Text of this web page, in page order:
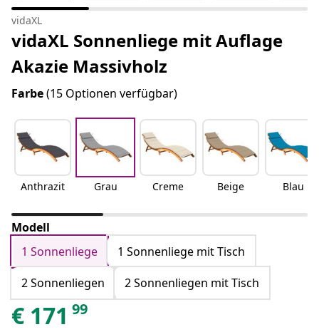
vidaXL
vidaXL Sonnenliege mit Auflage
Akazie Massivholz
Farbe(15 Optionen verfügbar)
Anthrazit Grau Creme Beige Blau
Modell
1 Sonnenliege
1 Sonnenliege mit Tisch
2 Sonnenliegen
2 Sonnenliegen mit Tisch
€ 171 99